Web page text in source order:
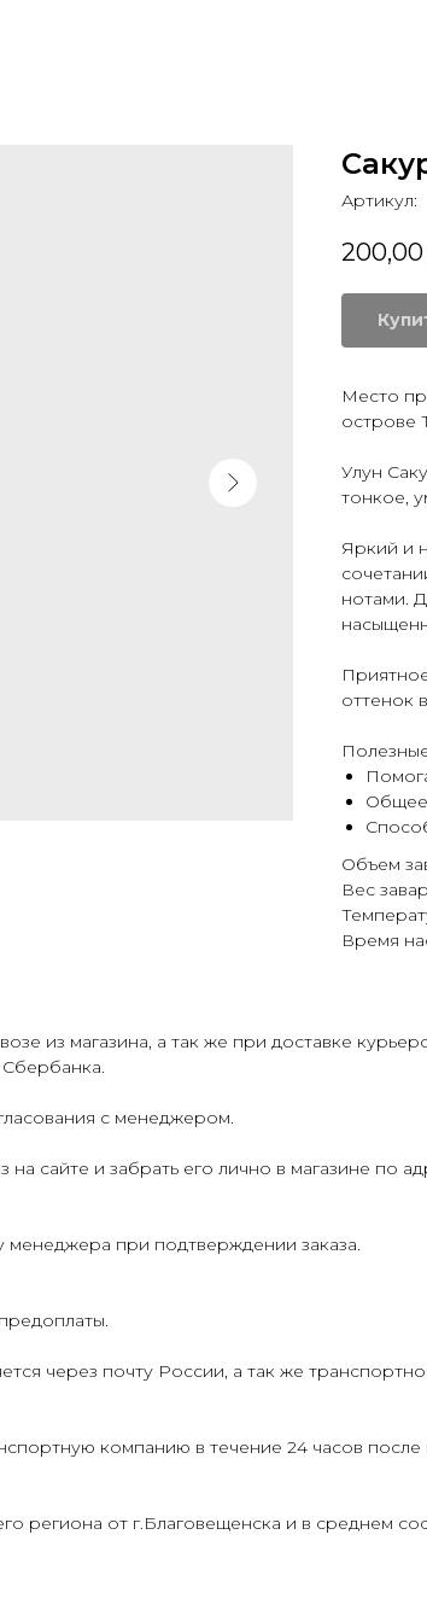
Артикул:
200,00
Место
острове
Улун
тонкое,
Яркий и
нотами.
оттенок
Общее
Объем
Вес
Время
из магазина, а так же при доставке
с менеджером.
сайте и забрать его лично в магазине по
менеджера при подтверждении заказа.
через почту России, а так же
компанию в течение 24 часов после
региона от г.Благовещенска и в среднем